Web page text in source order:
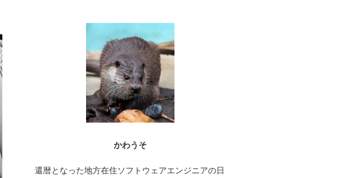
かわうそ
還暦となった地方在住ソフトウェアエンジニアの日